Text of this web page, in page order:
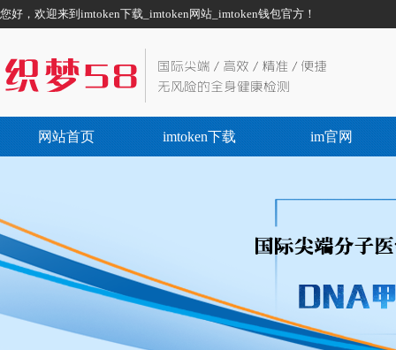
您好，欢迎来到imtoken下载_imtoken网站_imtoken钱包官方！
网站首页 imtoken下载 im官网